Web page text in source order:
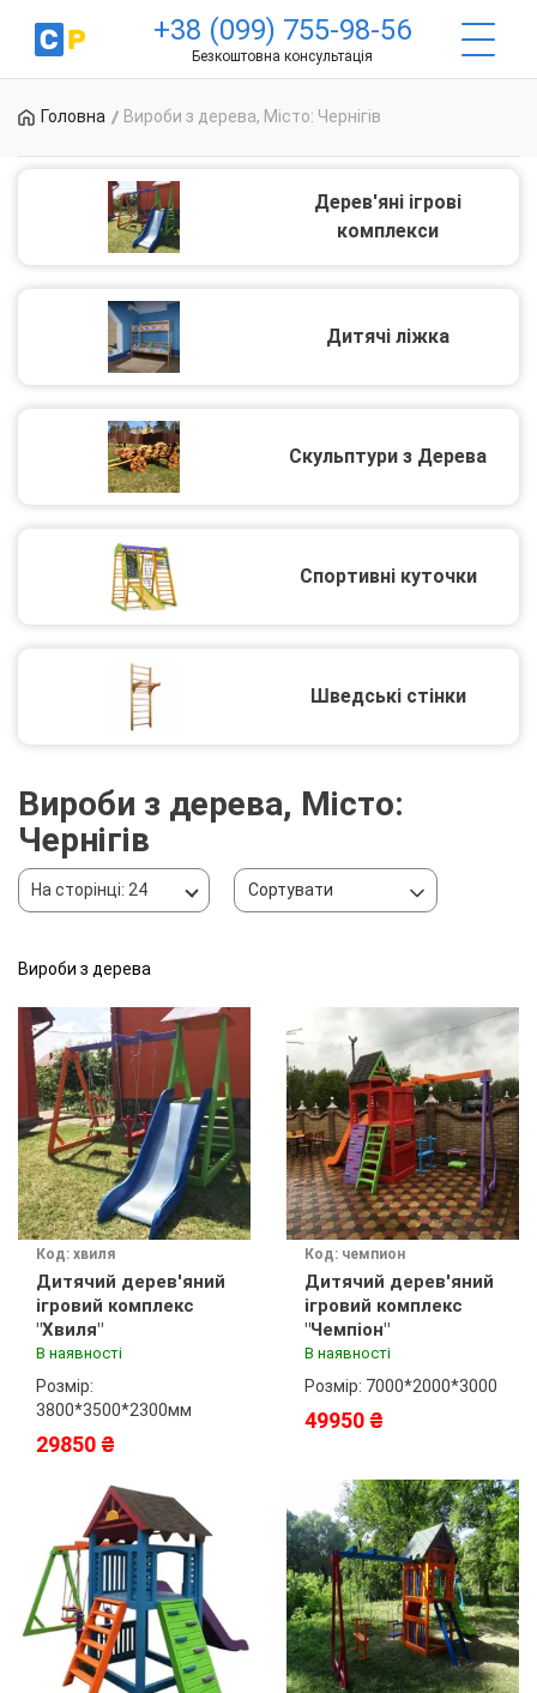
+38 (099) 755-98-56
Безкоштовна консультація
Головна Вироби з дерева, Місто: Чернігів
Дерев'яні ігрові
комплекси
Дитячі ліжка
Скульптури з Дерева
Спортивні куточки
Шведські стінки
Вироби з дерева, Місто:
Чернігів
На сторінці: 24 Сортувати
Вироби з дерева
Код: хвиля
Дитячий дерев'яний
ігровий комплекс
"Хвиля"
В наявності
Розмір:
3800*3500*2300мм
29850 ₴
Код: чемпион
Дитячий дерев'яний
ігровий комплекс
"Чемпіон"
В наявності
Розмір: 7000*2000*3000
49950 ₴